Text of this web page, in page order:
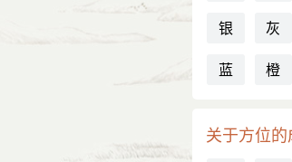
银
灰
蓝
橙
关于方位